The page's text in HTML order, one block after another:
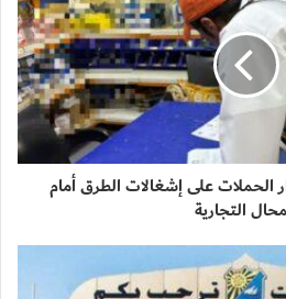
الحملات على إشغالات الطرق أمام
التجارية